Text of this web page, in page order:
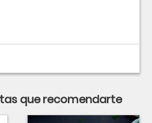
que recomendarte